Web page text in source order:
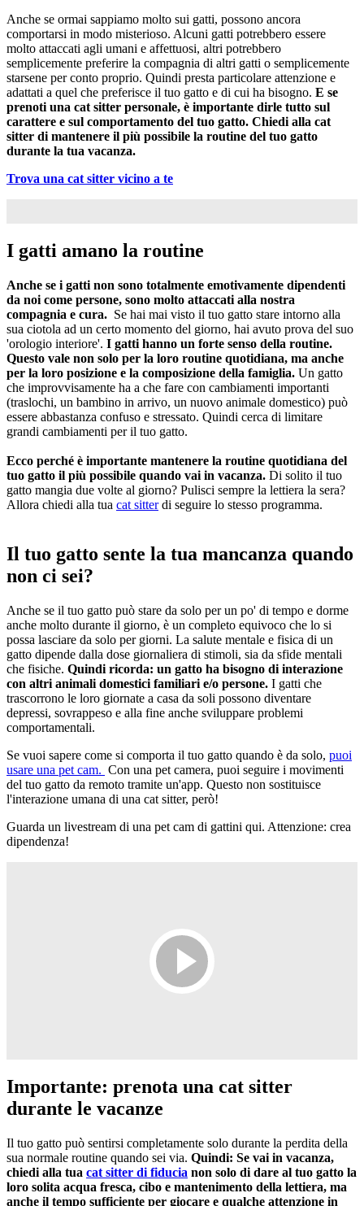
Anche se ormai sappiamo molto sui gatti, possono ancora
comportarsi in modo misterioso. Alcuni gatti potrebbero essere
molto attaccati agli umani e affettuosi, altri potrebbero
semplicemente preferire la compagnia di altri gatti o semplicemente
starsene per conto proprio. Quindi presta particolare attenzione e
adattati a quel che preferisce il tuo gatto e di cui ha bisogno. E se
prenoti una cat sitter personale, è importante dirle tutto sul
carattere e sul comportamento del tuo gatto. Chiedi alla cat
sitter di mantenere il più possibile la routine del tuo gatto
durante la tua vacanza.
Trova una cat sitter vicino a te
I gatti amano la routine
Anche se i gatti non sono totalmente emotivamente dipendenti
da noi come persone, sono molto attaccati alla nostra
compagnia e cura. Se hai mai visto il tuo gatto stare intorno alla
sua ciotola ad un certo momento del giorno, hai avuto prova del suo
'orologio interiore'. I gatti hanno un forte senso della routine.
Questo vale non solo per la loro routine quotidiana, ma anche
per la loro posizione e la composizione della famiglia. Un gatto
che improvvisamente ha a che fare con cambiamenti importanti
(traslochi, un bambino in arrivo, un nuovo animale domestico) può
essere abbastanza confuso e stressato. Quindi cerca di limitare
grandi cambiamenti per il tuo gatto.
Ecco perché è importante mantenere la routine quotidiana del
tuo gatto il più possibile quando vai in vacanza. Di solito il tuo
gatto mangia due volte al giorno? Pulisci sempre la lettiera la sera?
Allora chiedi alla tua cat sitterdi seguire lo stesso programma.
Il tuo gatto sente la tua mancanza quando
non ci sei?
Anche se il tuo gatto può stare da solo per un po' di tempo e dorme
anche molto durante il giorno, è un completo equivoco che lo si
possa lasciare da solo per giorni. La salute mentale e fisica di un
gatto dipende dalla dose giornaliera di stimoli, sia da sfide mentali
che fisiche. Quindi ricorda: un gatto ha bisogno di interazione
con altri animali domestici familiari e/o persone. I gatti che
trascorrono le loro giornate a casa da soli possono diventare
depressi, sovrappeso e alla fine anche sviluppare problemi
comportamentali.
Se vuoi sapere come si comporta il tuo gatto quando è da solo, puoi
usare una pet cam. Con una pet camera, puoi seguire i movimenti
del tuo gatto da remoto tramite un'app. Questo non sostituisce
l'interazione umana di una cat sitter, però!
Guarda un livestream di una pet cam di gattini qui. Attenzione: crea
dipendenza!
Importante: prenota una cat sitter
durante le vacanze
Il tuo gatto può sentirsi completamente solo durante la perdita della
sua normale routine quando sei via. Quindi: Se vai in vacanza,
chiedi alla tua cat sitter di fiducia non solo di dare al tuo gatto la
loro solita acqua fresca, cibo e mantenimento della lettiera, ma
anche il tempo sufficiente per giocare e qualche attenzione in